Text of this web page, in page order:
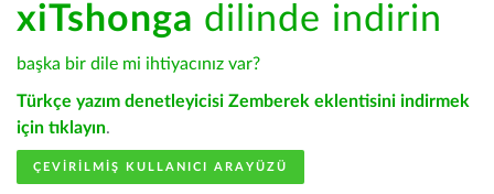
xiTshonga dilinde indirin
başka bir dile mi ihtiyacınız var?
Türkçe yazım denetleyicisi Zemberek eklentisini indirmek
için tıklayın.
ÇEVIRILMIŞ KULLANICI ARAYÜZÜ